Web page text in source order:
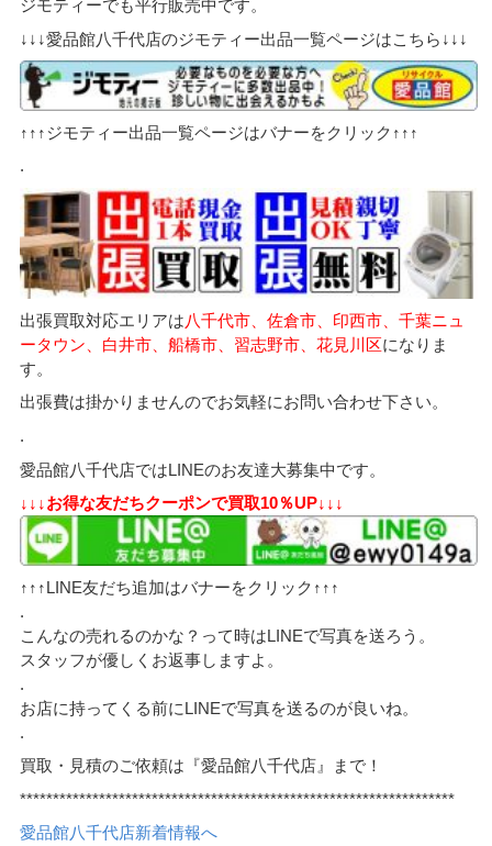
ジモティーでも平行販売中です。
↓↓↓愛品館八千代店のジモティー出品一覧ページはこちら↓↓↓
↑↑↑ジモティー出品一覧ページはバナーをクリック↑↑↑
.
出張買取対応エリアは八千代市、佐倉市、印西市、千葉ニュ
ータウン、白井市、船橋市、習志野市、花見川区になりま
す。
出張費は掛かりませんのでお気軽にお問い合わせ下さい。
.
愛品館八千代店ではLINEのお友達大募集中です。
↓↓↓お得な友だちクーポンで買取10％UP↓↓↓
↑↑↑LINE友だち追加はバナーをクリック↑↑↑
.
こんなの売れるのかな？って時はLINEで写真を送ろう。
スタッフが優しくお返事しますよ。
.
お店に持ってくる前にLINEで写真を送るのが良いね。
.
買取・見積のご依頼は『愛品館八千代店』まで！
******************************************************************
愛品館八千代店新着情報へ